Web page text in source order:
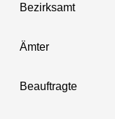
Bezirksamt
Ämter
Beauftragte